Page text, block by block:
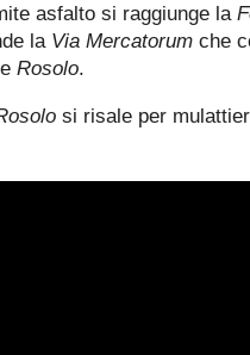
asfalto si raggiunge la
la Via Mercatorum che
Rosolo.
si risale per